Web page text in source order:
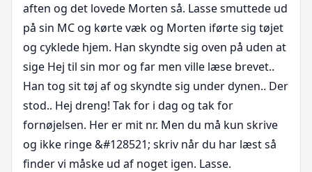
aften og det lovede Morten så. Lasse smuttede ud
på sin MC og kørte væk og Morten iførte sig tøjet
og cyklede hjem. Han skyndte sig oven på uden at
sige Hej til sin mor og far men ville læse brevet..
Han tog sit tøj af og skyndte sig under dynen.. Der
stod.. Hej dreng! Tak for i dag og tak for
fornøjelsen. Her er mit nr. Men du må kun skrive
og ikke ringe &#128521; skriv når du har læst så
finder vi måske ud af noget igen. Lasse.